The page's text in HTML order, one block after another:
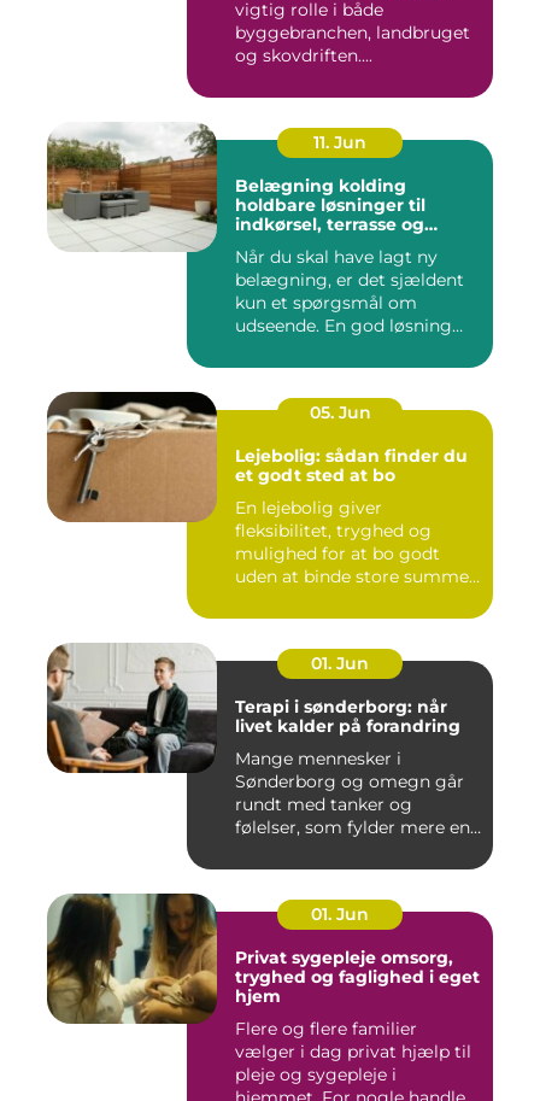
vigtig rolle i både
byggebranchen, landbruget
og skovdriften....
11. Jun
Belægning kolding
holdbare løsninger til
indkørsel, terrasse og
Når du skal have lagt ny
belægning, er det sjældent
kun et spørgsmål om
udseende. En god løsning
05. Jun
Lejebolig: sådan finder du
et godt sted at bo
En lejebolig giver
fleksibilitet, tryghed og
mulighed for at bo godt
uden at binde store summer
01. Jun
Terapi i sønderborg: når
livet kalder på forandring
Mange mennesker i
Sønderborg og omegn går
rundt med tanker og
følelser, som fylder mere end
01. Jun
Privat sygepleje omsorg,
tryghed og faglighed i eget
hjem
Flere og flere familier
vælger i dag privat hjælp til
pleje og sygepleje i